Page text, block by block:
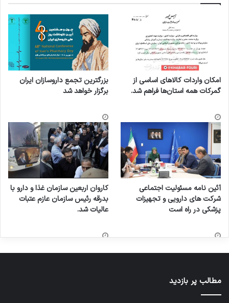
امکان واردات کالاهای اساسی از
گمرکات همه استان‌ها فراهم شد.
بزرگترین تجمع داروسازان ایران
برگزار خواهد شد
آئین نامه مسئولیت اجتماعی
شرکت های دارویی و تجهیزات
پزشکی در راه است
کاروان اربعین سازمان غذا و دارو با
بدرقه رئیس سازمان عازم عتبات
عالیات شد.
مطالب پر بازدید